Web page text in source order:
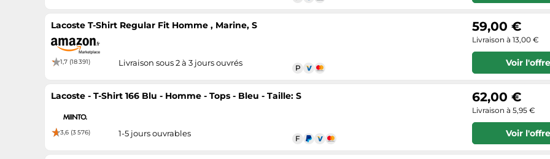
Lacoste T-Shirt Regular Fit Homme , Marine, S
1,7 (18 391) Livraison sous 2 à 3 jours ouvrés
59,00 €
Livraison à 13,00 €
Voir l'offre
Lacoste - T-Shirt 166 Blu - Homme - Tops - Bleu - Taille: S
3,6 (3 576) 1-5 jours ouvrables
62,00 €
Livraison à 5,95 €
Voir l'offre